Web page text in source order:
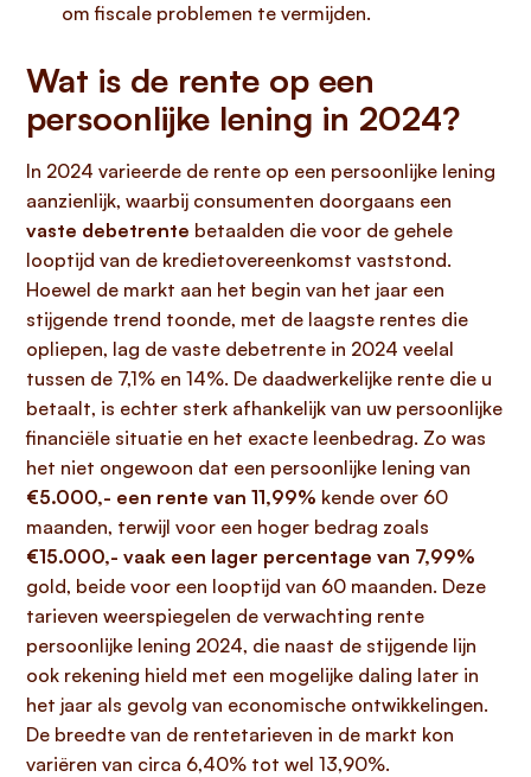
om fiscale problemen te vermijden.
Wat is de rente op een
persoonlijke lening in 2024?
In 2024 varieerde de rente op een persoonlijke lening
aanzienlijk, waarbij consumenten doorgaans een
vaste debetrente betaalden die voor de gehele
looptijd van de kredietovereenkomst vaststond.
Hoewel de markt aan het begin van het jaar een
stijgende trend toonde, met de laagste rentes die
opliepen, lag de vaste debetrente in 2024 veelal
tussen de 7,1% en 14%. De daadwerkelijke rente die u
betaalt, is echter sterk afhankelijk van uw persoonlijke
financiële situatie en het exacte leenbedrag. Zo was
het niet ongewoon dat een persoonlijke lening van
€5.000,- een rente van 11,99% kende over 60
maanden, terwijl voor een hoger bedrag zoals
€15.000,- vaak een lager percentage van 7,99%
gold, beide voor een looptijd van 60 maanden. Deze
tarieven weerspiegelen de verwachting rente
persoonlijke lening 2024, die naast de stijgende lijn
ook rekening hield met een mogelijke daling later in
het jaar als gevolg van economische ontwikkelingen.
De breedte van de rentetarieven in de markt kon
variëren van circa 6,40% tot wel 13,90%.